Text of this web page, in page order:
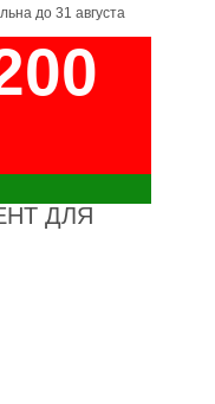
до 31 августа
ДЛЯ